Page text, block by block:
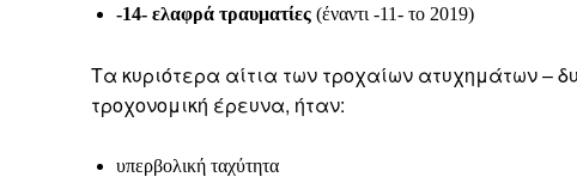
-14- ελαφρά τραυματίες (έναντι -11- το 2019)
Τα κυριότερα αίτια των τροχαίων ατυχημάτων –
τροχονομική έρευνα, ήταν:
υπερβολική ταχύτητα